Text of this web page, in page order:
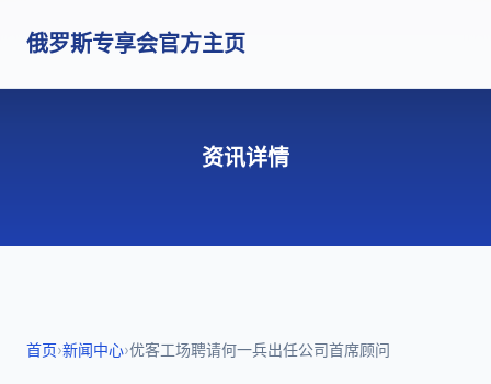
俄罗斯专享会官方主页
资讯详情
首页›新闻中心›优客工场聘请何一兵出任公司首席顾问